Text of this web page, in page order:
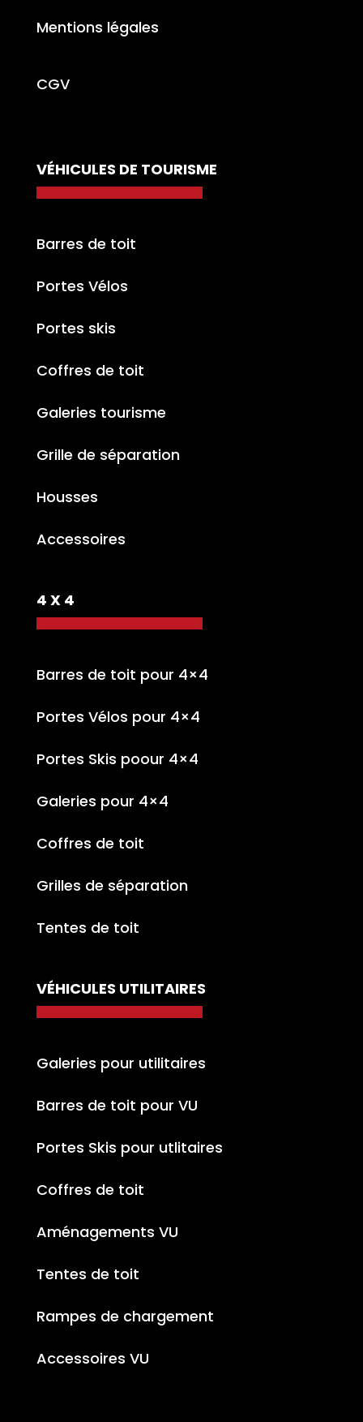
Mentions légales
CGV
VÉHICULES DE TOURISME
Barres de toit
Portes Vélos
Portes skis
Coffres de toit
Galeries tourisme
Grille de séparation
Housses
Accessoires
4 X 4
Barres de toit pour 4×4
Portes Vélos pour 4×4
Portes Skis poour 4×4
Galeries pour 4×4
Coffres de toit
Grilles de séparation
Tentes de toit
VÉHICULES UTILITAIRES
Galeries pour utilitaires
Barres de toit pour VU
Portes Skis pour utlitaires
Coffres de toit
Aménagements VU
Tentes de toit
Rampes de chargement
Accessoires VU